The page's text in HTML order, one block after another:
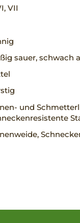
VII
sauer, schwach
und